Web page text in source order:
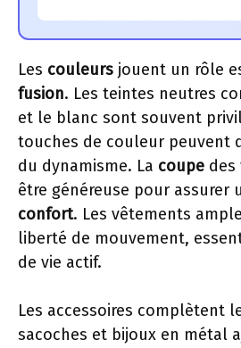
Les couleurs jouent un rôle
fusion. Les teintes neutres
et le blanc sont souvent
touches de couleur peuvent
du dynamisme. La coupe
être généreuse pour assurer
confort. Les vêtements
liberté de mouvement,
de vie actif.
Les accessoires complètent
sacoches et bijoux en métal